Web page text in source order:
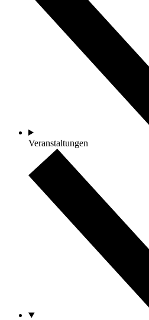
Veranstaltungen